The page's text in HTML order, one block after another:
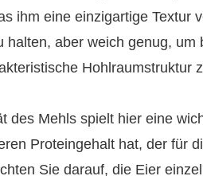
ihm eine einzigartige Textur
halten, aber weich genug,
Hohlraumstruktur
des Mehls spielt hier eine
Proteingehalt hat, der für
Sie darauf, die Eier